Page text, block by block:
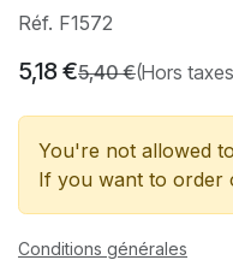
Réf. F1572
5,18€5,40€(Hors
You're not allowed
If you want to order
Conditions générales